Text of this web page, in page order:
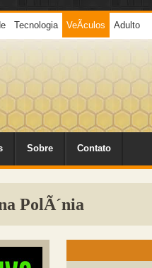
Tecnologia VeÃ­culos Adulto
Sobre Contato
PolÃ´nia